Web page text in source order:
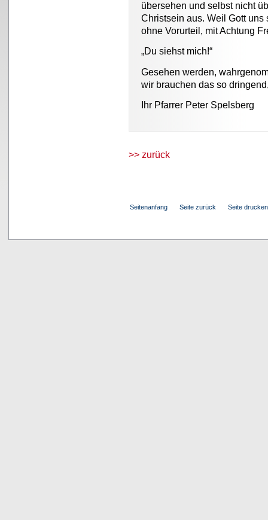
übersehen und selbst nicht
Christsein aus. Weil Gott
ohne Vorurteil, mit Achtung
„Du siehst mich!“
Gesehen werden,
wir brauchen das so
Ihr Pfarrer Peter Spelsberg
>> zurück
Seitenanfang Seite zurück Seite drucken